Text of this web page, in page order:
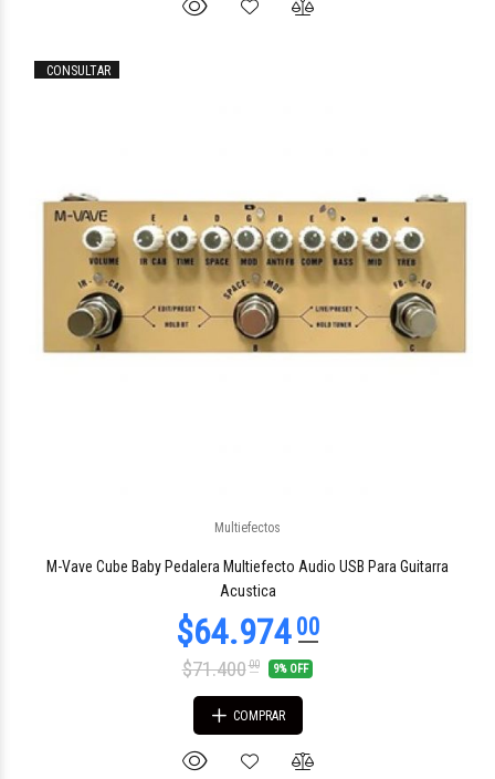
CONSULTAR
Multiefectos
M-Vave Cube Baby Pedalera Multiefecto Audio USB Para Guitarra
Acustica
$71.40000 9% OFF
COMPRAR